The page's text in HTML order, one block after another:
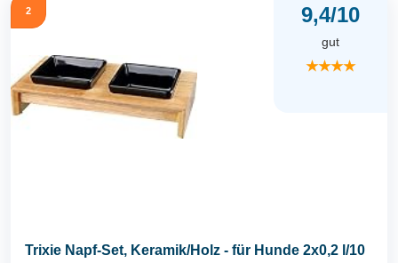
2 9,4/10
gut
★★★★
Trixie Napf-Set, Keramik/Holz - für Hunde 2x0,2 l/10